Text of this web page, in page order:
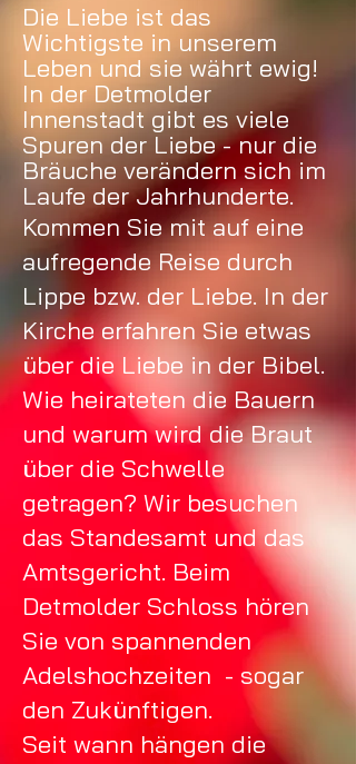
Die Liebe ist das
Wichtigste in unserem
Leben und sie währt ewig!
In der Detmolder
Innenstadt gibt es viele
Spuren der Liebe - nur die
Bräuche verändern sich im
Laufe derJahrhunderte.
Kommen Sie mit auf eine
aufregende Reise durch
Lippe bzw. der Liebe. In der
Kirche erfahren Sie etwas
über die Liebe in der Bibel.
Wie heirateten die Bauern
und warum wird die Braut
über die Schwelle
getragen? Wir besuchen
das Standesamt und das
Amtsgericht. Beim
Detmolder Schloss hören
Sie von spannenden
Adelshochzeiten - sogar
den Zukünftigen.
Seit wann hängen die